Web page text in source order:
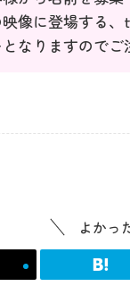
像に登場する
なりますのでご
よかっ